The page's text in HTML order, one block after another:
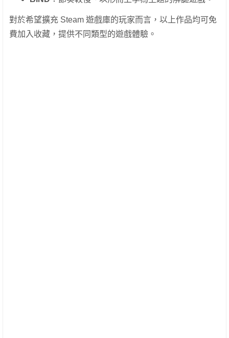
對於希望擴充 Steam 遊戲庫的玩家而言，以上作品均可免
費加入收藏，提供不同類型的遊戲體驗。